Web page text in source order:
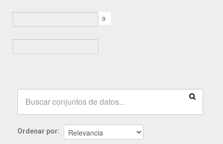
a
Ordenar por